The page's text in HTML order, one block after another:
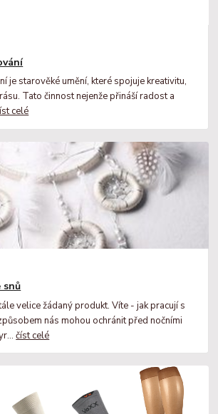
je starověké umění, které spojuje kreativitu,
Tato činnost nejenže přináší radost a
celé
snů
velice žádaný produkt. Víte - jak pracují s
nás mohou ochránit před nočními
číst celé